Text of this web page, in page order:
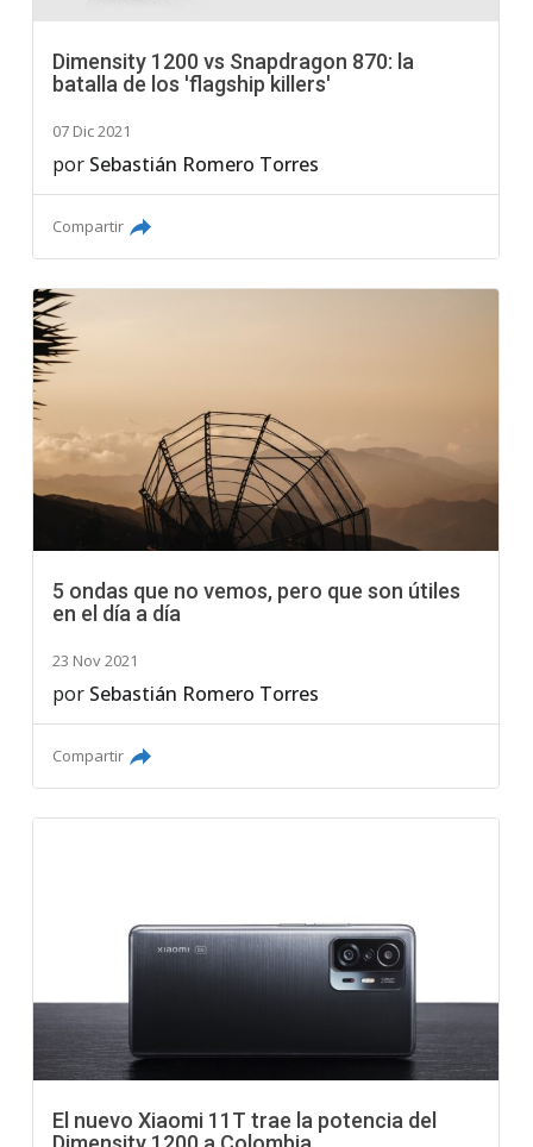
Dimensity 1200 vs Snapdragon 870: la
batalla de los 'flagship killers'
07 Dic 2021
por Sebastián Romero Torres
Compartir
5 ondas que no vemos, pero que son útiles
en el día a día
23 Nov 2021
por Sebastián Romero Torres
Compartir
El nuevo Xiaomi 11T trae la potencia del